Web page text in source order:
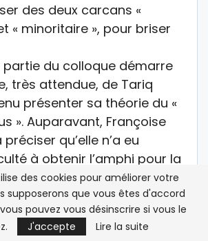
des deux carcans «
« minoritaire », pour briser
partie du colloque démarre
très attendue, de Tariq
présenter sa théorie du «
». Auparavant, Françoise
qu’elle n’a eu
à obtenir l’amphi pour la
l’amène à reconnaître que
s’autocensurent
d’avoir peur de
! », lance-t-elle.
des cookies pour améliorer votre
supposerons que vous êtes d'accord
pouvez vous désinscrire si vous le
J'accepte Lire la suite